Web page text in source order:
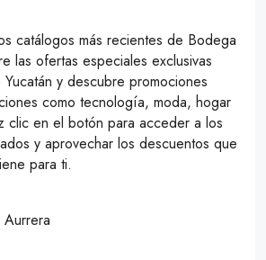
catálogos más recientes de Bodega
las ofertas especiales exclusivas
y descubre promociones
como tecnología, moda, hogar
clic en el botón para acceder a los
y aprovechar los descuentos que
para ti.